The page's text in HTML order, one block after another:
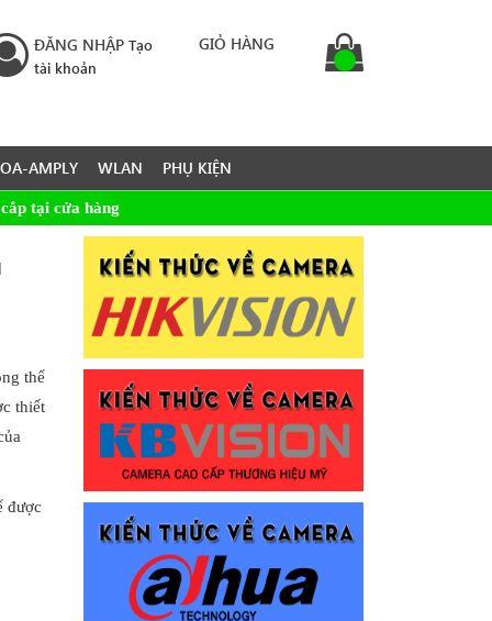
ĐĂNG NHẬP Tạo
tài khoản
GIỎ HÀNG
AMPLY WLAN PHỤ KIỆN
tại cửa hàng
thể
thiết
được